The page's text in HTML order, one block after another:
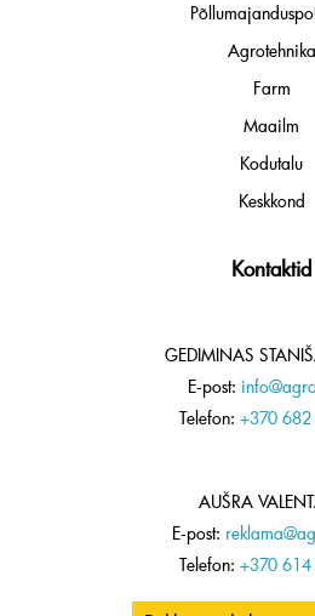
Agrotehnika
Farm
Maailm
Kodutalu
Keskkond
Kontaktid
GEDIMINAS
E-post:
Telefon: +370
AUŠRA
E-post:
Telefon: +370